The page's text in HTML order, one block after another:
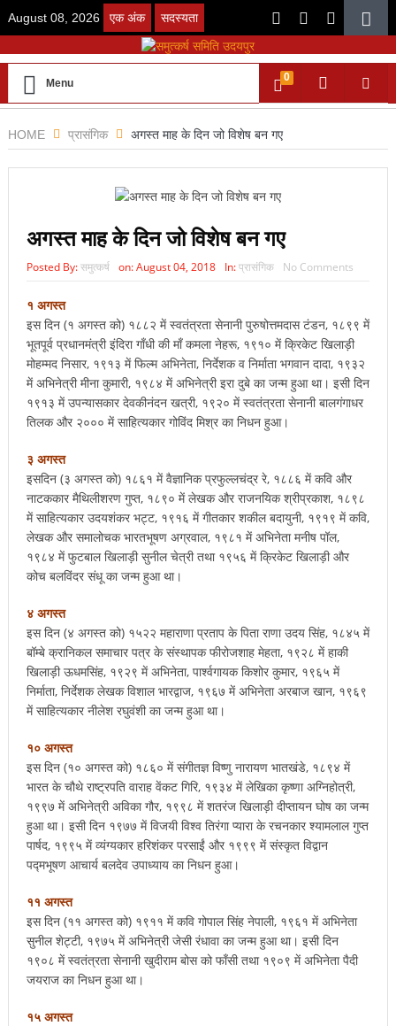
August 08, 2026 एक अंक सदस्यता
Menu 0
HOME प्रासंगिक अगस्त माह के दिन जो विशेष बन गए
अगस्त माह के दिन जो विशेष बन गए
Posted By:समुत्कर्ष on:August 04, 2018 In:प्रासंगिक No Comments
१ अगस्त
इस दिन (१ अगस्त को) १८८२ में स्वतंत्रता सेनानी पुरुषोत्तमदास टंडन, १८९९ में
भूतपूर्व प्रधानमंत्री इंदिरा गाँधी की माँ कमला नेहरू, १९१० में क्रिकेट खिलाड़ी
मोहम्मद निसार, १९१३ में फिल्म अभिनेता, निर्देशक व निर्माता भगवान दादा, १९३२
में अभिनेत्री मीना कुमारी, १९८४ में अभिनेत्री इरा दुबे का जन्म हुआ था। इसी दिन
१९१३ में उपन्यासकार देवकीनंदन खत्री, १९२० में स्वतंत्रता सेनानी बालगंगाधर
तिलक और २००० में साहित्यकार गोविंद मिश्र का निधन हुआ।
३ अगस्त
इसदिन (३ अगस्त को) १८६१ में वैज्ञानिक प्रफुल्लचंद्र रे, १८८६ में कवि और
नाटककार मैथिलीशरण गुप्त, १८९० में लेखक और राजनयिक श्रीप्रकाश, १८९८
में साहित्यकार उदयशंकर भट्ट, १९१६ में गीतकार शकील बदायुनी, १९१९ में कवि,
लेखक और समालोचक भारतभूषण अग्रवाल, १९८१ में अभिनेता मनीष पॉल,
१९८४ में फुटबाल खिलाड़ी सुनील चेत्री तथा १९५६ में क्रिकेट खिलाड़ी और
कोच बलविंदर संधू का जन्म हुआ था।
४ अगस्त
इस दिन (४ अगस्त को) १५२२ महाराणा प्रताप के पिता राणा उदय सिंह, १८४५ में
बॉम्बे क्रानिकल समाचार पत्र के संस्थापक फीरोजशाह मेहता, १९२८ में हाकी
खिलाड़ी ऊधमसिंह, १९२९ में अभिनेता, पार्श्वगायक किशोर कुमार, १९६५ में
निर्माता, निर्देशक लेखक विशाल भारद्वाज, १९६७ में अभिनेता अरबाज खान, १९६९
में साहित्यकार नीलेश रघुवंशी का जन्म हुआ था।
१० अगस्त
इस दिन (१० अगस्त को) १८६० में संगीतज्ञ विष्णु नारायण भातखंडे, १८९४ में
भारत के चौथे राष्ट्रपति वाराह वेंकट गिरि, १९३४ में लेखिका कृष्णा अग्निहोत्री,
१९९७ में अभिनेत्री अविका गौर, १९९८ में शतरंज खिलाड़ी दीप्तायन घोष का जन्म
हुआ था। इसी दिन १९७७ में विजयी विश्व तिरंगा प्यारा के रचनकार श्यामलाल गुप्त
पार्षद, १९९५ में व्यंग्यकार हरिशंकर परसाईं और १९९९ में संस्कृत विद्वान
पद्मभूषण आचार्य बलदेव उपाध्याय का निधन हुआ।
११ अगस्त
इस दिन (११ अगस्त को) १९११ में कवि गोपाल सिंह नेपाली, १९६१ में अभिनेता
सुनील शेट्टी, १९७५ में अभिनेत्री जेसी रंधावा का जन्म हुआ था। इसी दिन
१९०८ में स्वतंत्रता सेनानी खुदीराम बोस को फाँसी तथा १९०९ में अभिनेता पैदी
जयराज का निधन हुआ था।
१५ अगस्त